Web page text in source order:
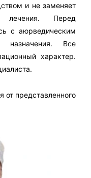
и не заменяет
лечения. Перед
с аюрведическим
назначения. Все
характер.
от представленного